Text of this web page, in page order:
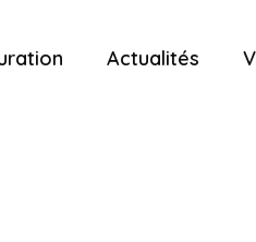
Actualités